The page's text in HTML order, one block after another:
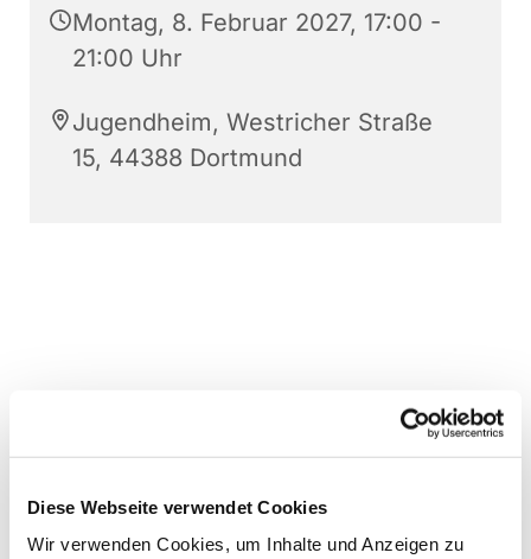
Diese Webseite verwendet Cookies
Wir verwenden Cookies, um Inhalte und Anzeigen zu
Montag, 8. Februar 2027, 17:00 -
21:00 Uhr
Jugendheim, Westricher Straße
15, 44388 Dortmund